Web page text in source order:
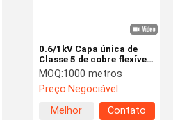
0.6/1kV Capa única de
Classe 5 de cobre flexível
XLPE isolado de PVC com
revestimento de cabo de
alimentação 1×185mm2
para distribuição de
energia industrial civil
MOQ:1000 metros
Preço:Negociável
Melhor
Contato